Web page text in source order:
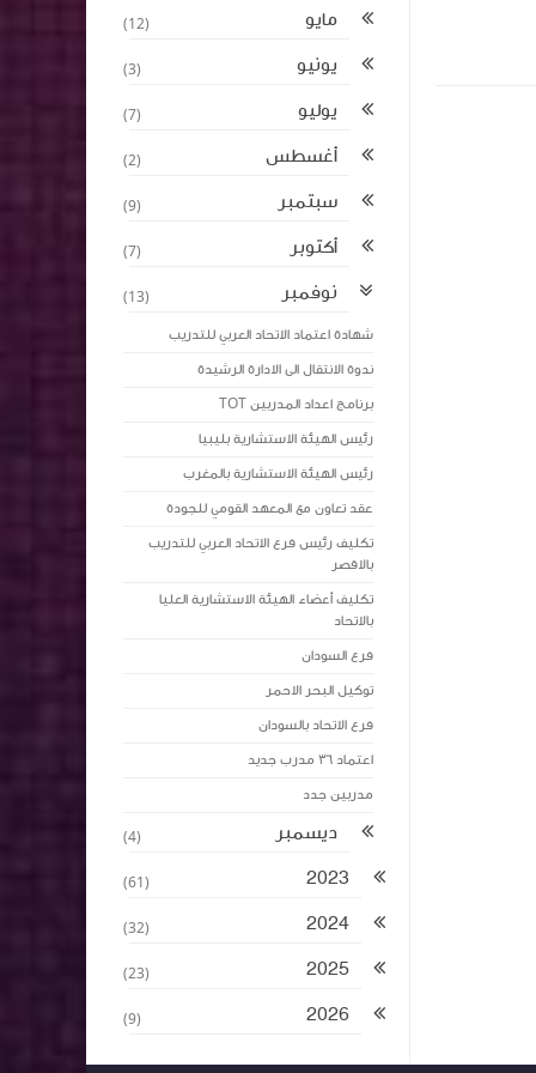
مايو (12)
يونيو (3)
يوليو (7)
أغسطس (2)
سبتمبر (9)
أكتوبر (7)
نوفمبر
(13)
شهادة اعتماد الاتحاد العربي للتدريب
ندوة الانتقال الى الادارة الرشيدة
برنامج اعداد المدربين TOT
رئيس الهيئة الاستشارية بليبيا
رئيس الهيئة الاستشارية بالمغرب
عقد تعاون مع المعهد القومي للجودة
تكليف رئيس فرع الاتحاد العربي للتدريب
بالاقصر
تكليف أعضاء الهيئة الاستشارية العليا
بالاتحاد
فرع السودان
توكيل البحر الاحمر
فرع الاتحاد بالسودان
اعتماد ٣٦ مدرب جديد
مدربين جدد
ديسمبر (4)
2023
(61)
2024
(32)
2025
(23)
2026
(9)